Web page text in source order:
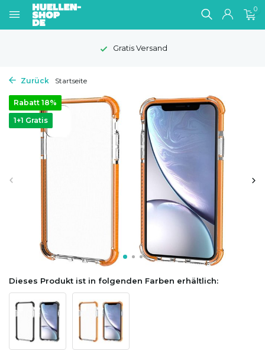
0
Zurück Startseite
Rabatt 18%
1+1 Gratis
Dieses Produkt ist in folgenden Farben erhältlich: